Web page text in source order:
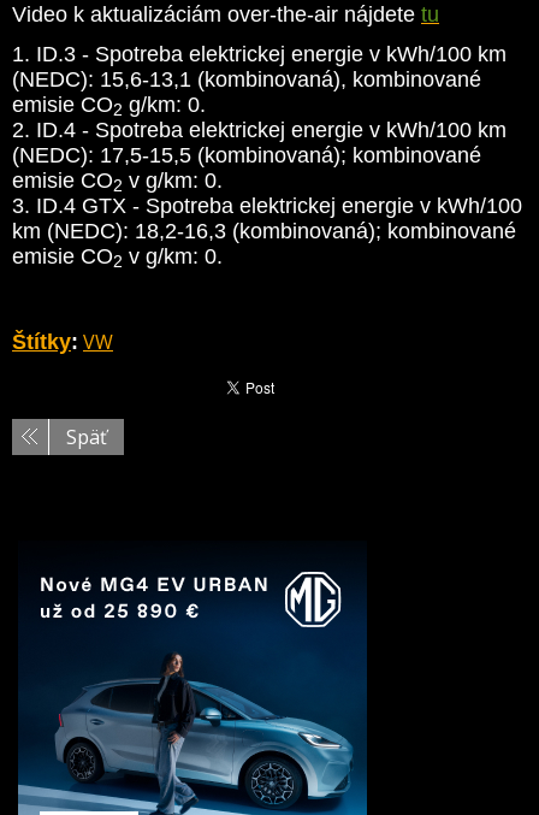
Video k aktualizáciám over-the-air nájdete tu
1. ID.3 - Spotreba elektrickej energie v kWh/100 km
(NEDC): 15,6-13,1 (kombinovaná), kombinované
emisie CO2 g/km: 0.
2. ID.4 - Spotreba elektrickej energie v kWh/100 km
(NEDC): 17,5-15,5 (kombinovaná); kombinované
emisie CO2 v g/km: 0.
3. ID.4 GTX - Spotreba elektrickej energie v kWh/100
km (NEDC): 18,2-16,3 (kombinovaná); kombinované
emisie CO2 v g/km: 0.
Štítky: VW
Späť